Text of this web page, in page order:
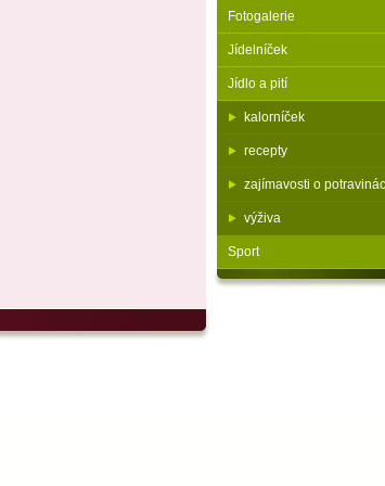
Fotogalerie
Jídelníček
Jídlo a pití
kalorníček
recepty
zajímavosti o
výživa
Sport